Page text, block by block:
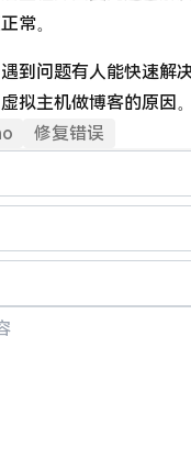
常。
到问题有人能快速解
拟主机做博客的原因。
修复错误